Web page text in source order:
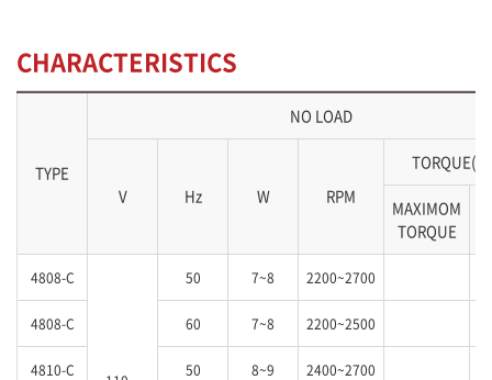
CHARACTERISTICS
TYPE
NO LOAD
V Hz W RPM
MAXIMOM
TORQUE
4808-C 50 7~8 2200~2700
4808-C 60 7~8 2200~2500
4810-C 50 8~9 2400~2700